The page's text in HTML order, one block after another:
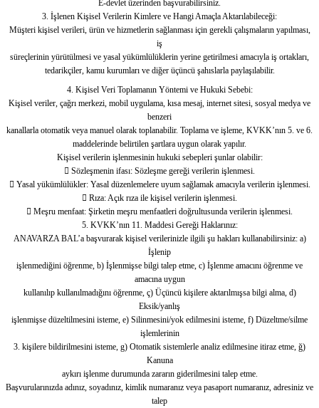
E-devlet üzerinden başvurabilirsiniz.
3. İşlenen Kişisel Verilerin Kimlere ve Hangi Amaçla Aktarılabileceği:
Müşteri kişisel verileri, ürün ve hizmetlerin sağlanması için gerekli çalışmaların yapılması,
iş
süreçlerinin yürütülmesi ve yasal yükümlülüklerin yerine getirilmesi amacıyla iş ortakları,
tedarikçiler, kamu kurumları ve diğer üçüncü şahıslarla paylaşılabilir.
4. Kişisel Veri Toplamanın Yöntemi ve Hukuki Sebebi:
Kişisel veriler, çağrı merkezi, mobil uygulama, kısa mesaj, internet sitesi, sosyal medya ve
benzeri
kanallarla otomatik veya manuel olarak toplanabilir. Toplama ve işleme, KVKK’nın 5. ve 6.
maddelerinde belirtilen şartlara uygun olarak yapılır.
Kişisel verilerin işlenmesinin hukuki sebepleri şunlar olabilir:
 Sözleşmenin ifası: Sözleşme gereği verilerin işlenmesi.
 Yasal yükümlülükler: Yasal düzenlemelere uyum sağlamak amacıyla verilerin işlenmesi.
 Rıza: Açık rıza ile kişisel verilerin işlenmesi.
 Meşru menfaat: Şirketin meşru menfaatleri doğrultusunda verilerin işlenmesi.
5. KVKK’nın 11. Maddesi Gereği Haklarınız:
ANAVARZA BAL’a başvurarak kişisel verilerinizle ilgili şu hakları kullanabilirsiniz: a)
İşlenip
işlenmediğini öğrenme, b) İşlenmişse bilgi talep etme, c) İşlenme amacını öğrenme ve
amacına uygun
kullanılıp kullanılmadığını öğrenme, ç) Üçüncü kişilere aktarılmışsa bilgi alma, d)
Eksik/yanlış
işlenmişse düzeltilmesini isteme, e) Silinmesini/yok edilmesini isteme, f) Düzeltme/silme
işlemlerinin
3. kişilere bildirilmesini isteme, g) Otomatik sistemlerle analiz edilmesine itiraz etme, ğ)
Kanuna
aykırı işlenme durumunda zararın giderilmesini talep etme.
Başvurularınızda adınız, soyadınız, kimlik numaranız veya pasaport numaranız, adresiniz ve
talep